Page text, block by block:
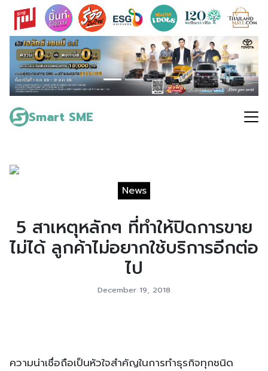
Skip
content
Smart SME
Search
for:
News
5 สาเหตุหลักๆ ที่ทำให้ปิดการขาย
ไม่ได้ ลูกค้าไม่อยากใช้บริการอีกต่อ
ไป
December 19, 2018
ความน่าเชื่อถือเป็นหัวใจสำคัญในการทำธุรกิจทุกชนิด